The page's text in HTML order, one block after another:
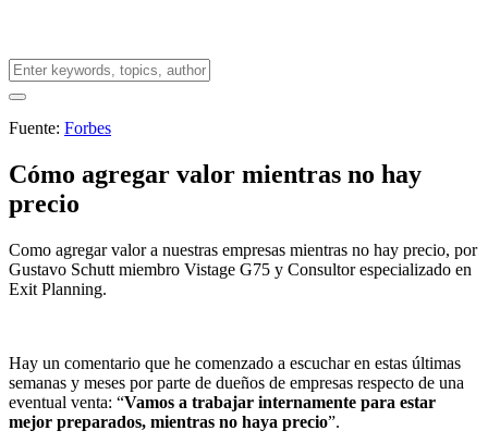
Fuente: Forbes
Cómo agregar valor mientras no hay
precio
Como agregar valor a nuestras empresas mientras no hay precio, por
Gustavo Schutt miembro Vistage G75 y Consultor especializado en
Exit Planning.
Hay un comentario que he comenzado a escuchar en estas últimas
semanas y meses por parte de dueños de empresas respecto de una
eventual venta: “Vamos a trabajar internamente para estar
mejor preparados, mientras no haya precio”.